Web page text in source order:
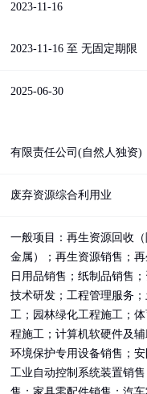
2023-11-16
2023-11-16 至 无固定期限
2025-06-30
有限责任公司(自然人独资)
废弃资源综合利用业
一般项目：再生资源回收
金属）；再生资源销售；再
日用品销售；纸制品销售
技术研发；工程管理服务
工；园林绿化工程施工；
程施工；计算机软硬件及辅
环境保护专用设备销售；安
工业自动控制系统装置销